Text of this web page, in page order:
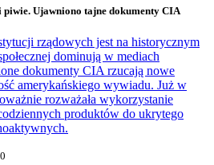
piwie. Ujawniono tajne dokumenty CIA
rządowych jest na historycznym
dominują w mediach
dokumenty CIA rzucają nowe
amerykańskiego wywiadu. Już w
rozważała wykorzystanie
produktów do ukrytego